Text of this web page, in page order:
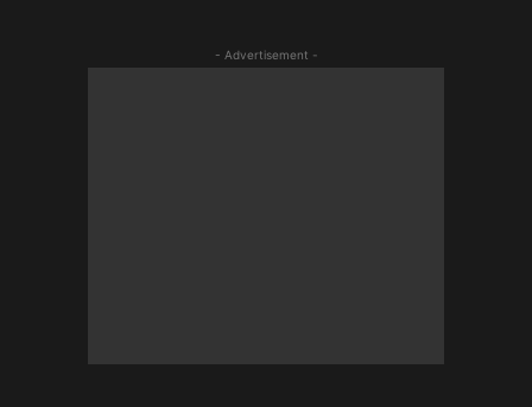
- Advertisement -